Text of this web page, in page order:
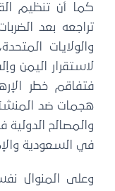
أن تنظيم
بعد الضربات
المتحدة،
اليمن وإلى
خطر
ضد المنشآت
الدولية في
السعودية
المنوال نفسه،